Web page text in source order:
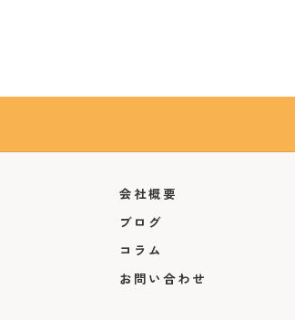
会社概要
ブログ
コラム
お問い合わせ